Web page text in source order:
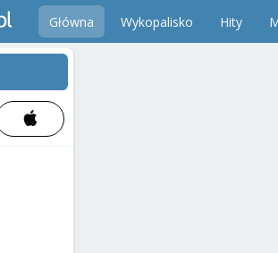
Główna Wykopalisko Hity